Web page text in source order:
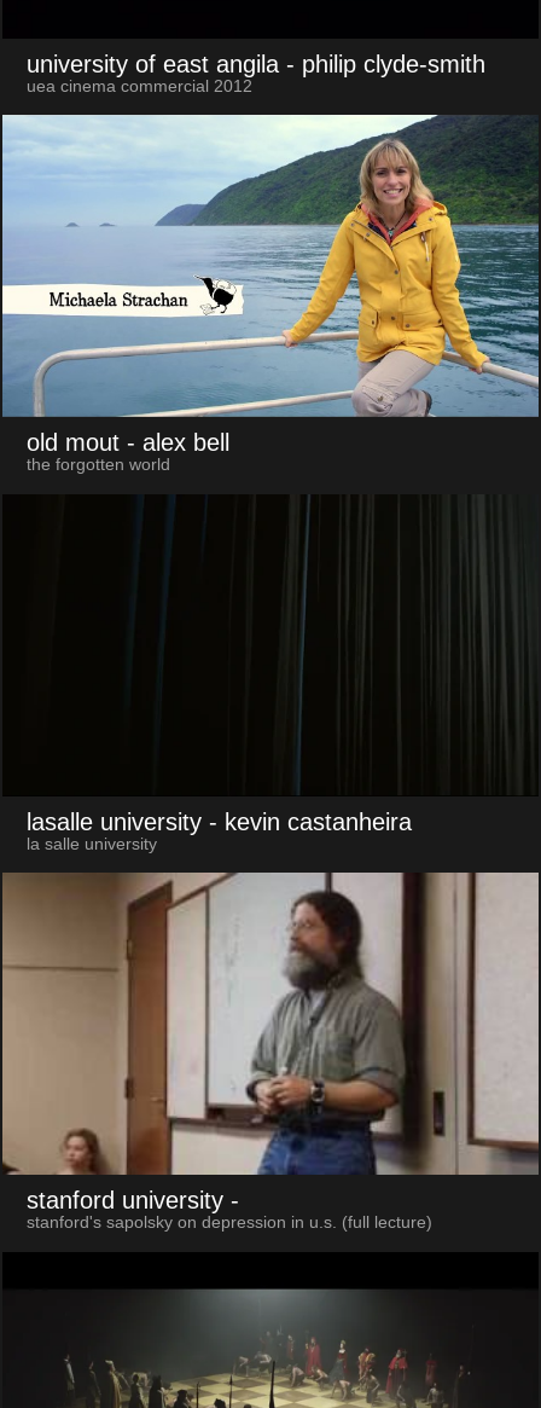
university of east angila - philip clyde-smith
uea cinema commercial 2012
old mout - alex bell
the forgotten world
lasalle university - kevin castanheira
la salle university
stanford university -
stanford's sapolsky on depression in u.s. (full lecture)